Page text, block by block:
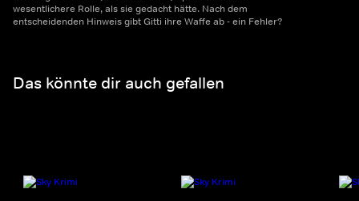
wesentlichere Rolle, als sie gedacht hätte. Nach dem
entscheidenden Hinweis gibt Gitti ihre Waffe ab - ein Fehler?
Das könnte dir auch gefallen